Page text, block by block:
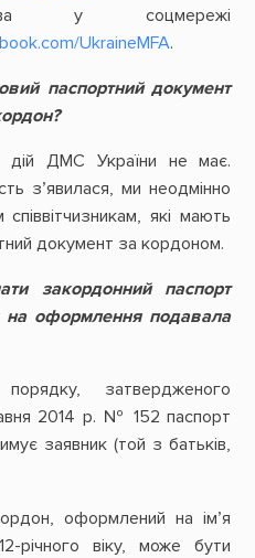
у соцмережі
UkraineMFA.
паспортний документ
дій ДМС України не має.
з’явилася, ми неодмінно
які мають
документ за кордоном.
закордонний паспорт
оформлення подавала
затвердженого
2014 р. № 152 паспорт
заявник (той з батьків,
оформлений на ім’я
річного віку, може бути